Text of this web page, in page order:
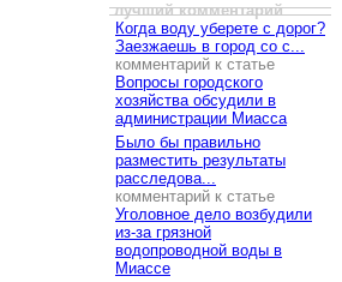
лучший комментарий
Когда воду уберете с дорог?
Заезжаешь в город со с...
комментарий к статье
Вопросы городского
хозяйства обсудили в
администрации Миасса
Было бы правильно
разместить результаты
расследова...
комментарий к статье
Уголовное дело возбудили
из-за грязной
водопроводной воды в
Миассе